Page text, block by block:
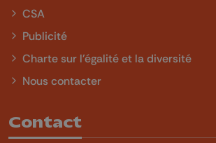
CSA
Publicité
Charte sur l'égalité et la diversité
Nous contacter
Contact